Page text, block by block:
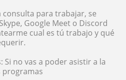
para trabajar, se
Google Meet o Discord
cual es tú trabajo y qué
Si no vas a poder asistir a la